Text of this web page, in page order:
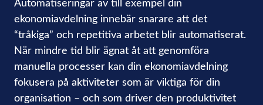
ekonomiavdelning innebär snarare att det
“tråkiga” och repetitiva arbetet blir automatiserat.
När mindre tid blir ägnat åt att genomföra
manuella processer kan din ekonomiavdelning
fokusera på aktiviteter som är viktiga för din
organisation – och som driver den produktivitet